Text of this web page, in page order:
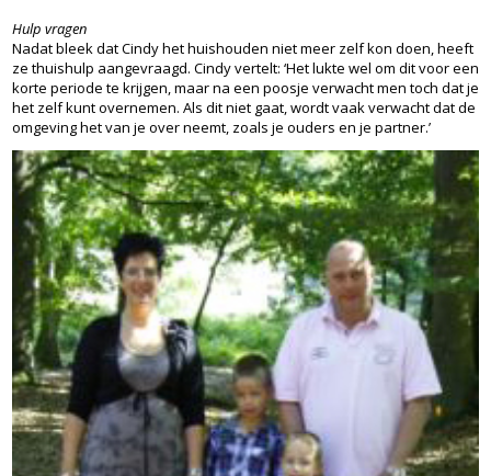
Hulp vragen
Nadat bleek dat Cindy het huishouden niet meer zelf kon doen, heeft
ze thuishulp aangevraagd. Cindy vertelt: ‘Het lukte wel om dit voor een
korte periode te krijgen, maar na een poosje verwacht men toch dat je
het zelf kunt overnemen. Als dit niet gaat, wordt vaak verwacht dat de
omgeving het van je over neemt, zoals je ouders en je partner.’